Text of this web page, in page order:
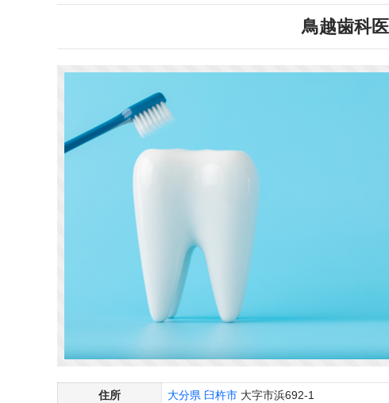
鳥越歯科
住所 大分県 臼杵市 大字市浜692-1